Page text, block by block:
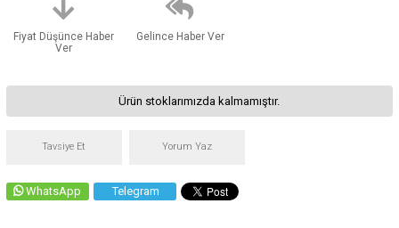
Fiyat Düşünce Haber
Ver
Gelince Haber Ver
Ürün stoklarımızda kalmamıştır.
Tavsiye Et Yorum Yaz
WhatsApp Telegram